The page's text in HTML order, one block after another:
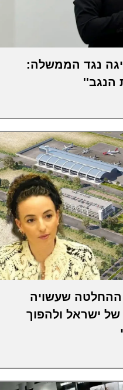
נגד הממשלה:
הנגב''
ההחלטה שעשויה
ישראל ולהפוך